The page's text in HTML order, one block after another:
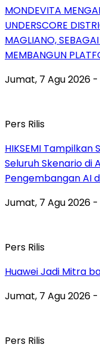
MONDEVITA
UNDERSCORE
MAGLIANO,
MEMBANGUN
Jumat, 7 Agu 2026 -
Pers Rilis
HIKSEMI
Seluruh Skenario di
Pengembangan AI
Jumat, 7 Agu 2026 -
Pers Rilis
Huawei Jadi Mitra
Jumat, 7 Agu 2026 -
Pers Rilis